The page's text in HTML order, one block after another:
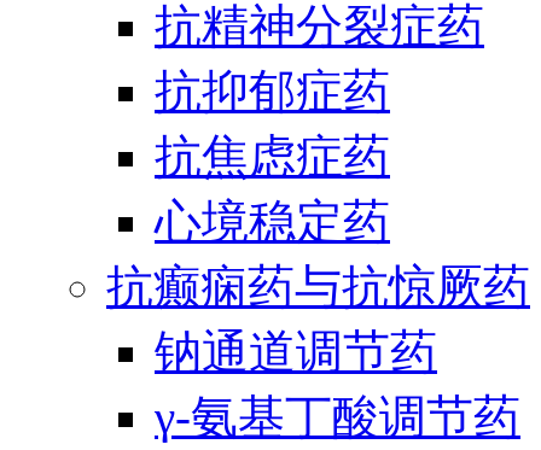
抗精神分裂症药
抗抑郁症药
抗焦虑症药
心境稳定药
抗癫痫药与抗惊厥药
钠通道调节药
γ-氨基丁酸调节药